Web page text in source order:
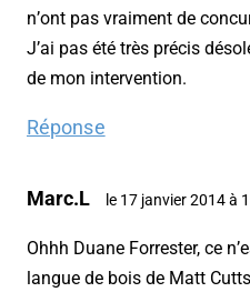
n’ont pas vraiment de
J’ai pas été très précis
de mon intervention.
Réponse
Marc.L le 17 janvier 2014 à
Ohhh Duane Forrester, ce
langue de bois de Matt